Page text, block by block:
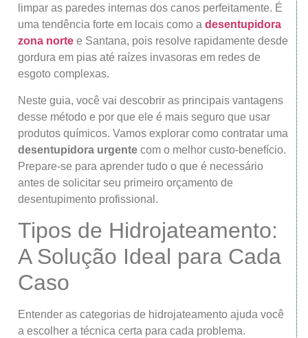
limpar as paredes internas dos canos perfeitamente. É
uma tendência forte em locais como a desentupidora
zona norte e Santana, pois resolve rapidamente desde
gordura em pias até raízes invasoras em redes de
esgoto complexas.
Neste guia, você vai descobrir as principais vantagens
desse método e por que ele é mais seguro que usar
produtos químicos. Vamos explorar como contratar uma
desentupidora urgente com o melhor custo-benefício.
Prepare-se para aprender tudo o que é necessário
antes de solicitar seu primeiro orçamento de
desentupimento profissional.
Tipos de Hidrojateamento:
A Solução Ideal para Cada
Caso
Entender as categorias de hidrojateamento ajuda você
a escolher a técnica certa para cada problema.